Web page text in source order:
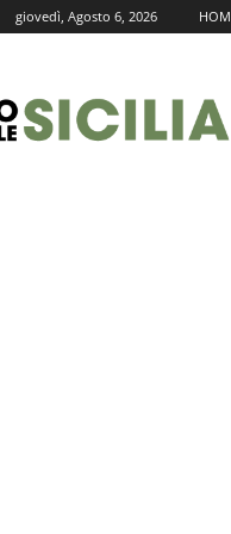
giovedì, Agosto 6, 2026
Giovanile
Sicilia